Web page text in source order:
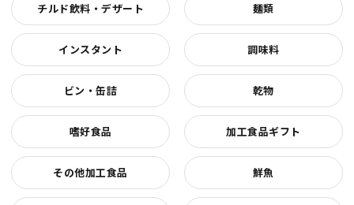
チルド飲料・デザート 麺類
インスタント 調味料
ビン・缶詰 乾物
嗜好食品 加工食品ギフト
その他加工食品 鮮魚